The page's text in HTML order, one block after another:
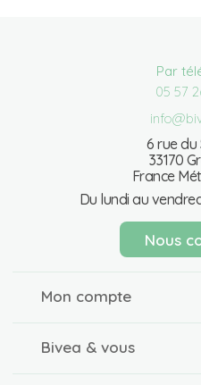
Par
05 57
6 rue du
33170
France
Du lundi au
Nous
Mon compte
Bivea & vous